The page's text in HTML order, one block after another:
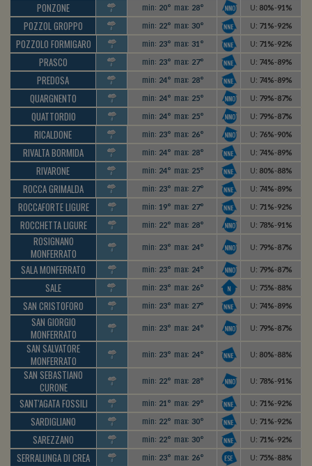
PONZONE min: 20° max: 28° U: 80%-91%
POZZOL GROPPO min: 22° max: 30° U: 71%-92%
POZZOLO FORMIGARO min: 23° max: 31° U: 71%-92%
PRASCO min: 23° max: 27° U: 74%-89%
PREDOSA min: 24° max: 28° U: 74%-89%
QUARGNENTO min: 24° max: 25° U: 79%-87%
QUATTORDIO min: 24° max: 25° U: 79%-87%
RICALDONE min: 23° max: 26° U: 76%-90%
RIVALTA BORMIDA min: 24° max: 28° U: 74%-89%
RIVARONE min: 24° max: 25° U: 80%-88%
ROCCA GRIMALDA min: 23° max: 27° U: 74%-89%
ROCCAFORTE LIGURE min: 19° max: 27° U: 71%-92%
ROCCHETTA LIGURE min: 22° max: 28° U: 78%-91%
ROSIGNANO
MONFERRATO
min: 23° max: 24° U: 79%-87%
SALA MONFERRATO min: 23° max: 24° U: 79%-87%
SALE min: 23° max: 26° U: 75%-88%
SAN CRISTOFORO min: 23° max: 27° U: 74%-89%
SAN GIORGIO
MONFERRATO
min: 23° max: 24° U: 79%-87%
SAN SALVATORE
MONFERRATO
min: 23° max: 24° U: 80%-88%
SAN SEBASTIANO
CURONE
min: 22° max: 28° U: 78%-91%
SANT'AGATA FOSSILI min: 21° max: 29° U: 71%-92%
SARDIGLIANO min: 22° max: 30° U: 71%-92%
SAREZZANO min: 22° max: 30° U: 71%-92%
SERRALUNGA DI CREA min: 23° max: 26° U: 75%-88%